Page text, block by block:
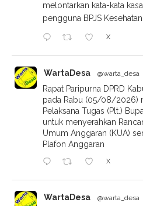
melontarkan kata-kata
pengguna BPJS
X
WartaDesa @warta_desa
Rapat Paripurna DPRD
pada Rabu (05/08/2026)
Pelaksana Tugas (Plt.)
untuk menyerahkan
Umum Anggaran (KUA)
Plafon Anggaran
X
WartaDesa @warta_desa